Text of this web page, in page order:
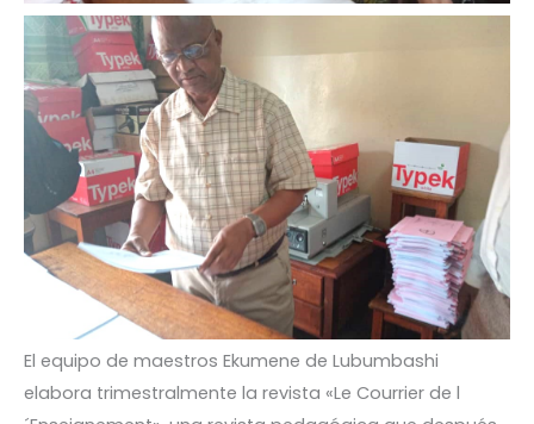
El equipo de maestros Ekumene de Lubumbashi
elabora trimestralmente la revista «Le Courrier de l